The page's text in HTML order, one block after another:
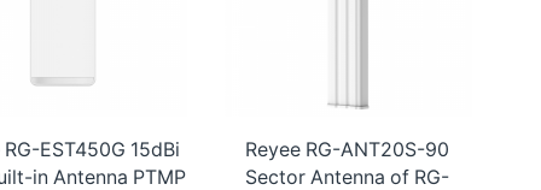
RG-EST450G 15dBi
in Antenna PTMP
Reyee RG-ANT20S-90
Sector Antenna of RG-